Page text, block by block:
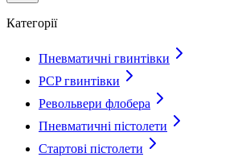
Категорії
Пневматичні гвинтівки
PCP гвинтівки
Револьвери флобера
Пневматичні пістолети
Стартові пістолети